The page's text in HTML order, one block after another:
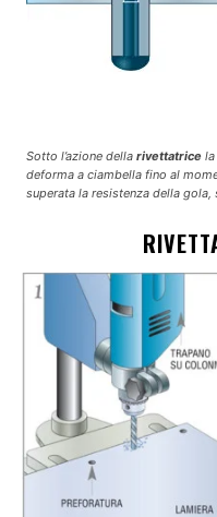
Sotto l’azione della rivettatrice
deforma a ciambella fino al
superata la resistenza della gola,